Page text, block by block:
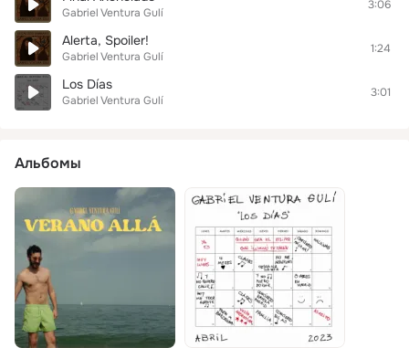
Gabriel Ventura Gulí
3:06
Alerta, Spoiler!
Gabriel Ventura Gulí
1:24
Los Días
Gabriel Ventura Gulí
3:01
Альбомы